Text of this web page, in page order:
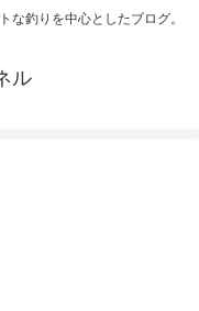
な釣りを中心としたブログ。
ル